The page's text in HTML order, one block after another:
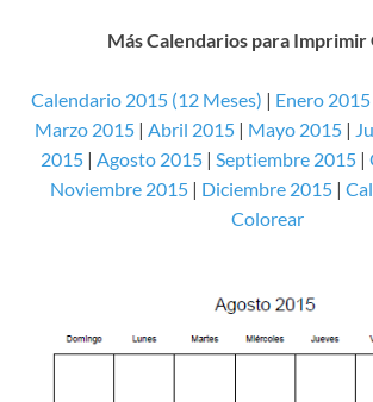
Más Calendarios para Imprimir
Calendario 2015 (12 Meses) | Enero 2015
Marzo 2015 | Abril 2015 | Mayo 2015 |
2015| Agosto 2015| Septiembre 2015|
Noviembre 2015| Diciembre 2015|
Colorear